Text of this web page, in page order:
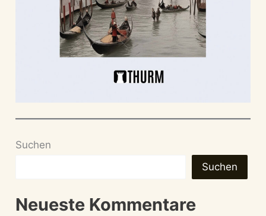
Suchen
Suchen
Neueste Kommentare